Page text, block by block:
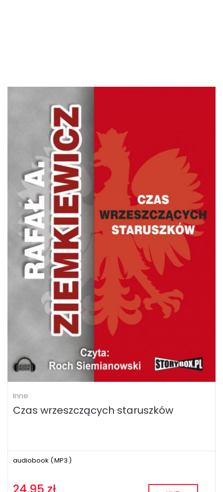
Inne
Czas wrzeszczących staruszków
audiobook (MP3 )
24.95 zł